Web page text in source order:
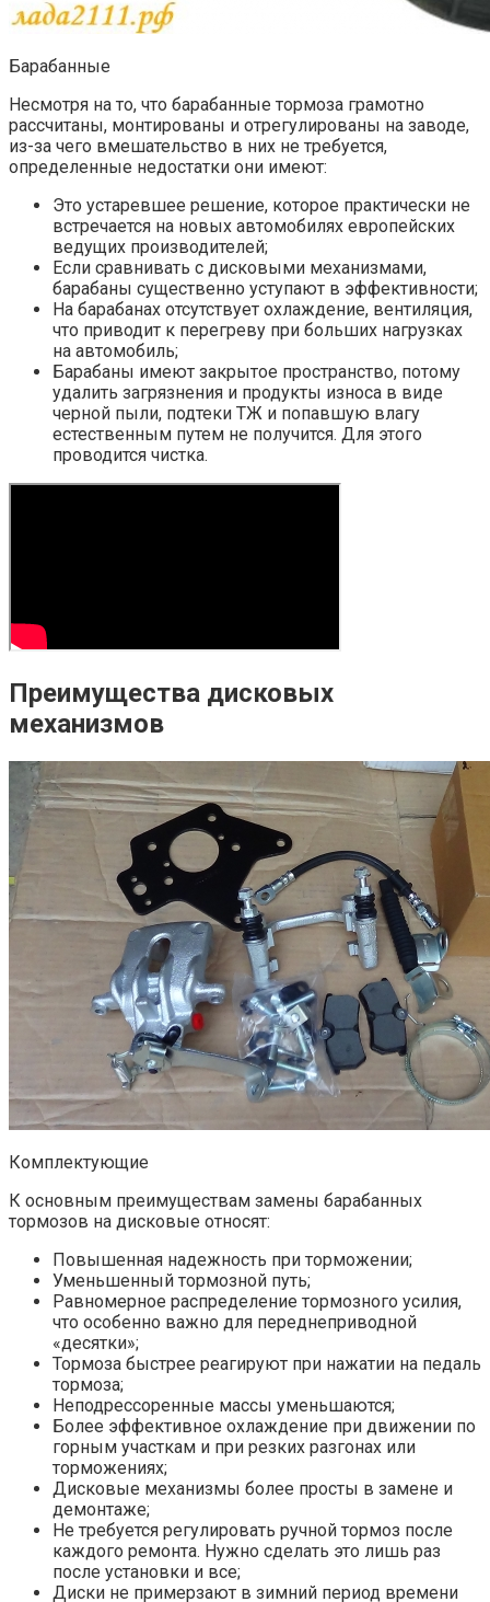
Барабанные
Несмотря на то, что барабанные тормоза грамотно
рассчитаны, монтированы и отрегулированы на заводе,
из-за чего вмешательство в них не требуется,
определенные недостатки они имеют:
Это устаревшее решение, которое практически не
встречается на новых автомобилях европейских
ведущих производителей;
Если сравнивать с дисковыми механизмами,
барабаны существенно уступают в эффективности;
На барабанах отсутствует охлаждение, вентиляция,
что приводит к перегреву при больших нагрузках
на автомобиль;
Барабаны имеют закрытое пространство, потому
удалить загрязнения и продукты износа в виде
черной пыли, подтеки ТЖ и попавшую влагу
естественным путем не получится. Для этого
проводится чистка.
Преимущества дисковых
механизмов
Комплектующие
К основным преимуществам замены барабанных
тормозов на дисковые относят:
Повышенная надежность при торможении;
Уменьшенный тормозной путь;
Равномерное распределение тормозного усилия,
что особенно важно для переднеприводной
«десятки»;
Тормоза быстрее реагируют при нажатии на педаль
тормоза;
Неподрессоренные массы уменьшаются;
Более эффективное охлаждение при движении по
горным участкам и при резких разгонах или
торможениях;
Дисковые механизмы более просты в замене и
демонтаже;
Не требуется регулировать ручной тормоз после
каждого ремонта. Нужно сделать это лишь раз
после установки и все;
Диски не примерзают в зимний период времени